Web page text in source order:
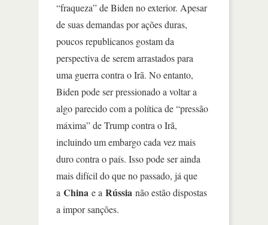
“fraqueza” de Biden no exterior. Apesar
de suas demandas por ações duras,
poucos republicanos gostam da
perspectiva de serem arrastados para
uma guerra contra o Irã. No entanto,
Biden pode ser pressionado a voltar a
algo parecido com a política de “pressão
máxima” de Trump contra o Irã,
incluindo um embargo cada vez mais
duro contra o país. Isso pode ser ainda
mais difícil do que no passado, já que
a China e a Rússia não estão dispostas
a impor sanções.